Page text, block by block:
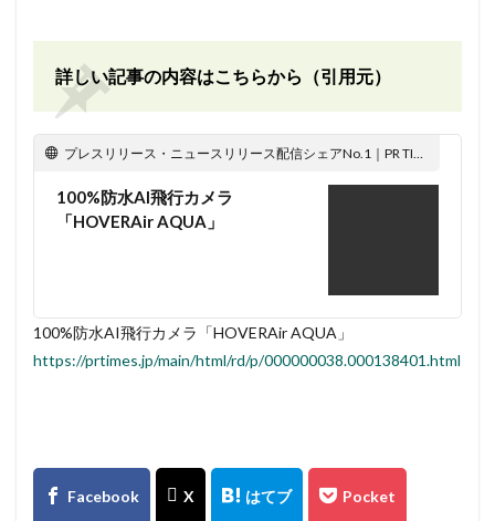
詳しい記事の内容はこちらから（引用元）
プレスリリース・ニュースリリース配信シェアNo.1｜PR TIMES
100%防水AI飛行カメラ
「HOVERAir AQUA」
100%防水AI飛行カメラ「HOVERAir AQUA」
https://prtimes.jp/main/html/rd/p/000000038.000138401.html